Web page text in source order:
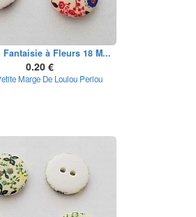
Fantaisie à Fleurs 18 M...
0.20 €
Marge De Loulou Perlou